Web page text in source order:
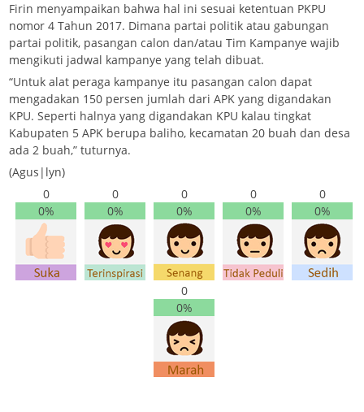
Firin menyampaikan bahwa hal ini sesuai ketentuan PKPU
nomor 4 Tahun 2017. Dimana partai politik atau gabungan
partai politik, pasangan calon dan/atau Tim Kampanye wajib
mengikuti jadwal kampanye yang telah dibuat.
“Untuk alat peraga kampanye itu pasangan calon dapat
mengadakan 150 persen jumlah dari APK yang digandakan
KPU. Seperti halnya yang digandakan KPU kalau tingkat
Kabupaten 5 APK berupa baliho, kecamatan 20 buah dan desa
ada 2 buah,” tuturnya.
(Agus|lyn)
0
0%
0
0%
0
0%
0
0%
0
0%
0
0%